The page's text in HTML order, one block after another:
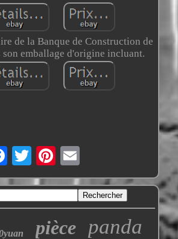
de la Banque de Construction de
son emballage d'origine incluant.
pièce panda